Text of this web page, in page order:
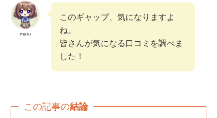
maru
このギャップ、気になりますよ
ね。
皆さんが気になる口コミを調べま
した！
この記事の結論